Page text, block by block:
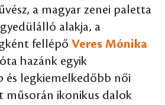
a magyar zenei paletta
alakja, a
fellépő Veres Mónika
hazánk egyik
és legkiemelkedőbb női
műsorán ikonikus dalok